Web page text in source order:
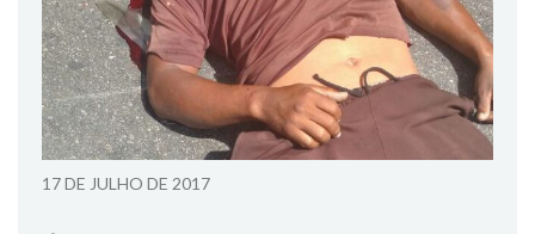
17 DE JULHO DE 2017